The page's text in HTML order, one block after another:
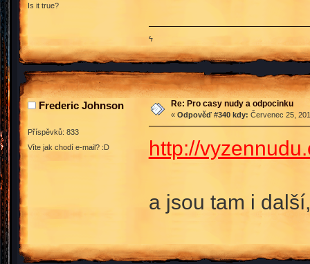
Is it true?
ϟ
Frederic Johnson
Příspěvků: 833
Víte jak chodí e-mail? :D
Re: Pro casy nudy a odpocinku
« Odpověď #340 kdy: Červenec 25,
http://
a jsou tam i